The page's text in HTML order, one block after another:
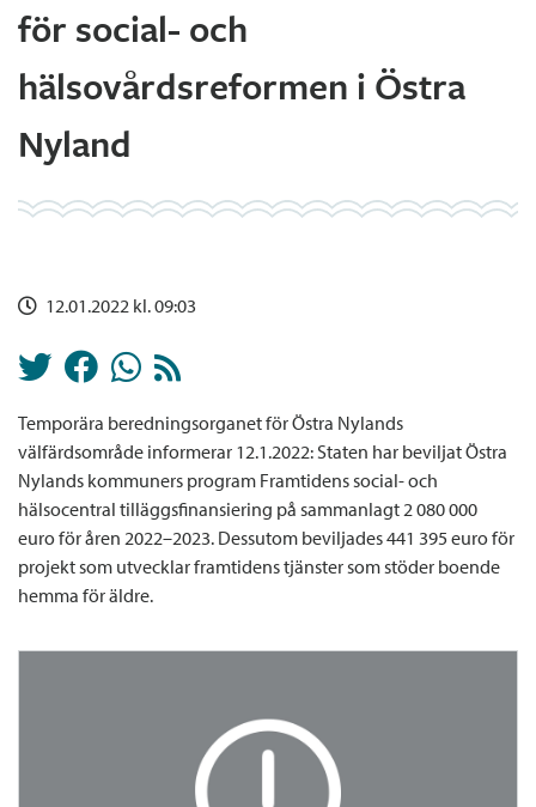
för social- och
hälsovårdsreformen i Östra
Nyland
12.01.2022 kl. 09:03
Temporära beredningsorganet för Östra Nylands
välfärdsområde informerar 12.1.2022: Staten har beviljat Östra
Nylands kommuners program Framtidens social- och
hälsocentral tilläggsfinansiering på sammanlagt 2 080 000
euro för åren 2022–2023. Dessutom beviljades 441 395 euro för
projekt som utvecklar framtidens tjänster som stöder boende
hemma för äldre.